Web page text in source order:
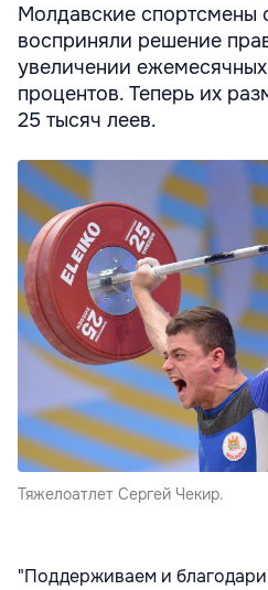
Молдавские спортсмены
восприняли решение
увеличении
процентов. Теперь их
25 тысяч леев.
Тяжелоатлет Сергей Чекир.
"Поддерживаем и